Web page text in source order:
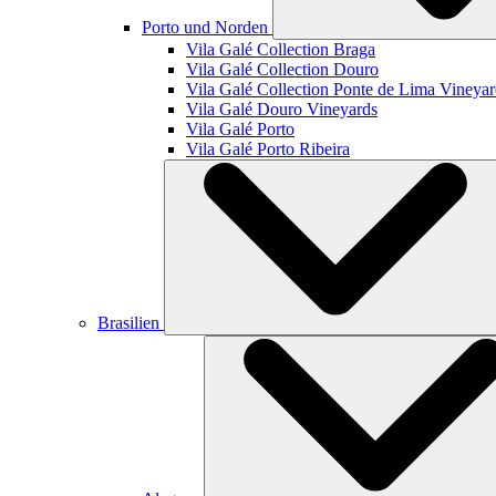
Porto und Norden
Vila Galé Collection Braga
Vila Galé Collection Douro
Vila Galé Collection Ponte de Lima
Vila Galé Douro Vineyards
Vila Galé Porto
Vila Galé Porto Ribeira
Brasilien